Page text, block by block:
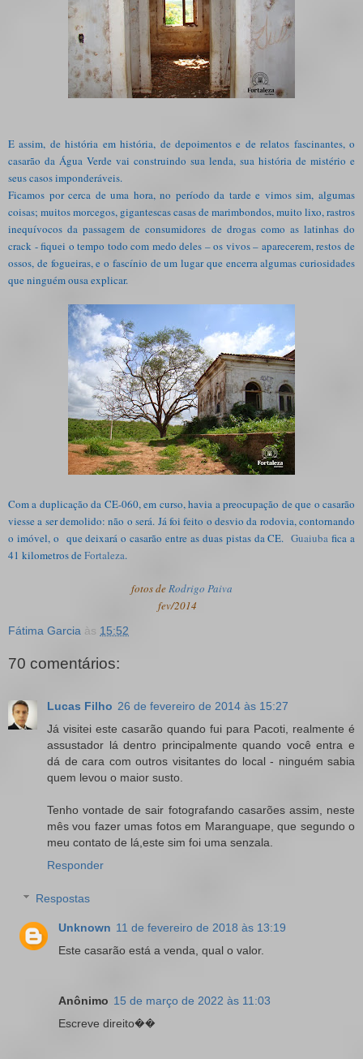
E assim, de história em história, de depoimentos e de relatos fascinantes, o
casarão da Água Verde vai construindo sua lenda, sua história de mistério e
seus casos imponderáveis.
Ficamos por cerca de uma hora, no período da tarde e vimos sim, algumas
coisas; muitos morcegos, gigantescas casas de marimbondos, muito lixo, rastros
inequívocos da passagem de consumidores de drogas como as latinhas do
crack - fiquei o tempo todo com medo deles – os vivos – aparecerem, restos de
ossos, de fogueiras, e o fascínio de um lugar que encerra algumas curiosidades
que ninguém ousa explicar.
Com a duplicação da CE-060, em curso, havia a preocupação de que o casarão
viesse a ser demolido: não o será. Já foi feito o desvio da rodovia, contornando
o imóvel, o que deixará o casarão entre as duas pistas da CE.Guaiuba fica a
41 kilometros de Fortaleza.
fotos deRodrigo Paiva
fev/2014
Fátima Garcia às 15:52
70 comentários:
Lucas Filho 26 de fevereiro de 2014 às 15:27
Já visitei este casarão quando fui para Pacoti, realmente é
assustador lá dentro principalmente quando você entra e
dá de cara com outros visitantes do local - ninguém sabia
quem levou o maior susto.
Tenho vontade de sair fotografando casarões assim, neste
mês vou fazer umas fotos em Maranguape, que segundo o
meu contato de lá,este sim foi uma senzala.
Responder
Respostas
Unknown 11 de fevereiro de 2018 às 13:19
Este casarão está a venda, qual o valor.
Anônimo 15 de março de 2022 às 11:03
Escreve direito��